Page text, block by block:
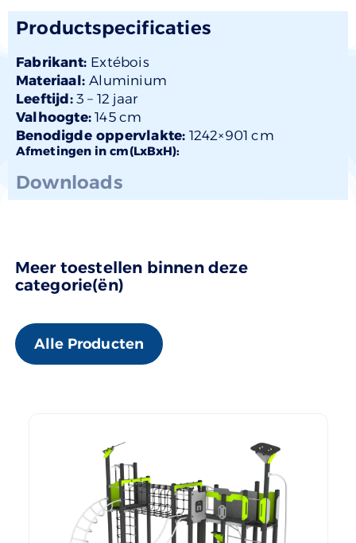
Productspecificaties
Fabrikant: Extébois
Materiaal:Aluminium
Leeftijd:3 – 12 jaar
Valhoogte: 145 cm
Benodigde oppervlakte: 1242×901 cm
Afmetingen in cm(LxBxH):
Downloads
Meer toestellen binnen deze
categorie(ën)
Alle Producten